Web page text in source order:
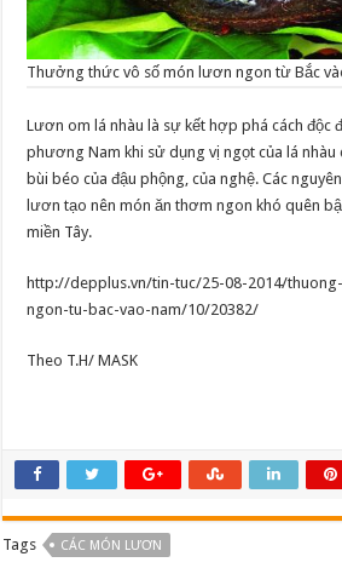
Thưởng thức vô số món lươn ngon từ Bắc
Lươn om lá nhàu là sự kết hợp phá cách độc
phương Nam khi sử dụng vị ngọt của lá nhàu
bùi béo của đậu phộng, của nghệ. Các
lươn tạo nên món ăn thơm ngon khó quên
miền Tây.
http://depplus.vn/tin-tuc/25-08-2014/
ngon-tu-bac-vao-nam/10/20382/
Theo T.H/ MASK
Tags CÁC MÓN LƯƠN